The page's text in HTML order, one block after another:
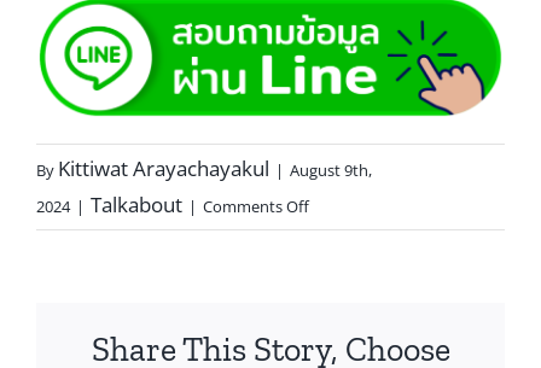
By Kittiwat Arayachayakul | August 9th,
2024 | Talkabout | Comments Off
Share This Story, Choose